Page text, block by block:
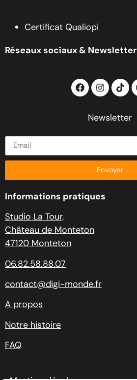
Certificat Qualiopi
Réseaux sociaux & Newsletter
Newsletter
Envoyer
Informations pratiques
Studio La Tour,
Château de Monteton
47120 Monteton
06.82.58.88.07
contact@digi-monde.fr
A propos
Notre histoire
FAQ